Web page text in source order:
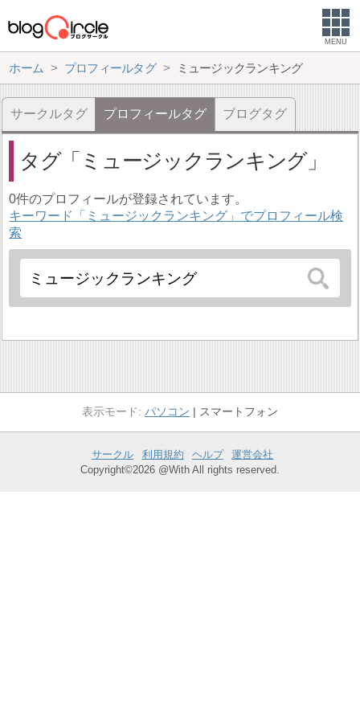
MENU
ホーム プロフィールタグ ミュージックランキング
サークルタグ プロフィールタグ ブログタグ
タグ ミュージックランキング
0件のプロフィールが登録されています。
キーワード「ミュージックランキング」でプロフィール検
索
パソコン スマートフォン
サークル 利用規約 ヘルプ
運営会社
Copyright©2026 @With All rights reserved.